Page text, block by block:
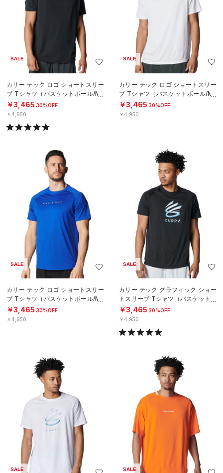
SALE
カリー テック ロゴ ショートスリー
ブ Tシャツ（バスケットボール/ME
N）
￥3,465 30%OFF
￥4,950
SALE
カリー テック ロゴ ショートスリー
ブ Tシャツ（バスケットボール/ME
N）
￥3,465 30%OFF
￥4,950
SALE
カリー テック ロゴ ショートスリー
ブ Tシャツ（バスケットボール/ME
N）
￥3,465 30%OFF
￥4,950
SALE
カリー テック グラフィック ショー
トスリーブ Tシャツ（バスケットボ
ール/MEN）
￥3,465 30%OFF
￥4,950
SALE SALE